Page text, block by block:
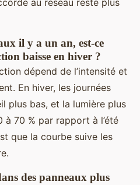
au réseau reste plus
il y a un an, est-ce
baisse en hiver ?
dépend de l’intensité et
En hiver, les journées
plus bas, et la lumière plus
70 % par rapport à l’été
que la courbe suive les
des panneaux plus